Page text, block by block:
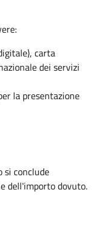
carta
dei servizi
la presentazione
si conclude
dell'importo dovuto.